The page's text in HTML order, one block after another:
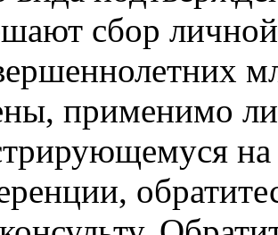
сбор
применимо